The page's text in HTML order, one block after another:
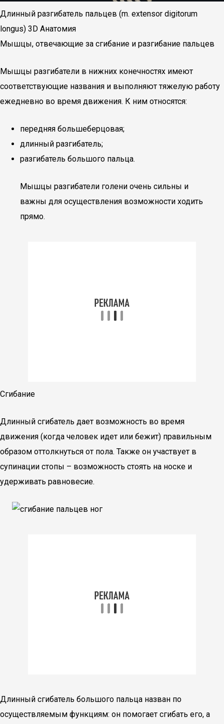
Длинный разгибатель пальцев (m. extensor digitorum
longus) 3D Анатомия
Мышцы, отвечающие за сгибание и разгибание пальцев
Мышцы разгибатели в нижних конечностях имеют
соответствующие названия и выполняют тяжелую работу
ежедневно во время движения. К ним относятся:
передняя большеберцовая;
длинный разгибатель;
разгибатель большого пальца.
Мышцы разгибатели голени очень сильны и
важны для осуществления возможности ходить
прямо.
Сгибание
Длинный сгибатель дает возможность во время
движения (когда человек идет или бежит) правильным
образом оттолкнуться от пола. Также он участвует в
супинации стопы – возможность стоять на носке и
удерживать равновесие.
Длинный сгибатель большого пальца назван по
осуществляемым функциям: он помогает сгибать его, а